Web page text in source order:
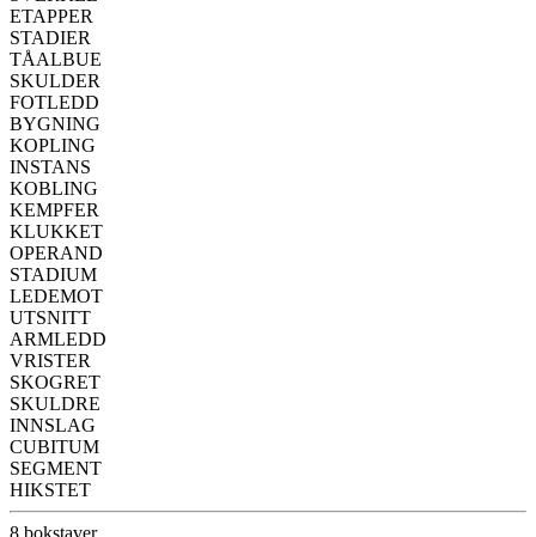
ETAPPER
STADIER
TÅALBUE
SKULDER
FOTLEDD
BYGNING
KOPLING
INSTANS
KOBLING
KEMPFER
KLUKKET
OPERAND
STADIUM
LEDEMOT
UTSNITT
ARMLEDD
VRISTER
SKOGRET
SKULDRE
INNSLAG
CUBITUM
SEGMENT
HIKSTET
8 bokstaver